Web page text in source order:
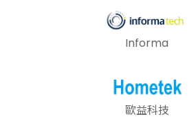
Informa
歐益科技